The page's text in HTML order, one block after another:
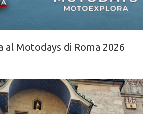
al Motodays di Roma 2026